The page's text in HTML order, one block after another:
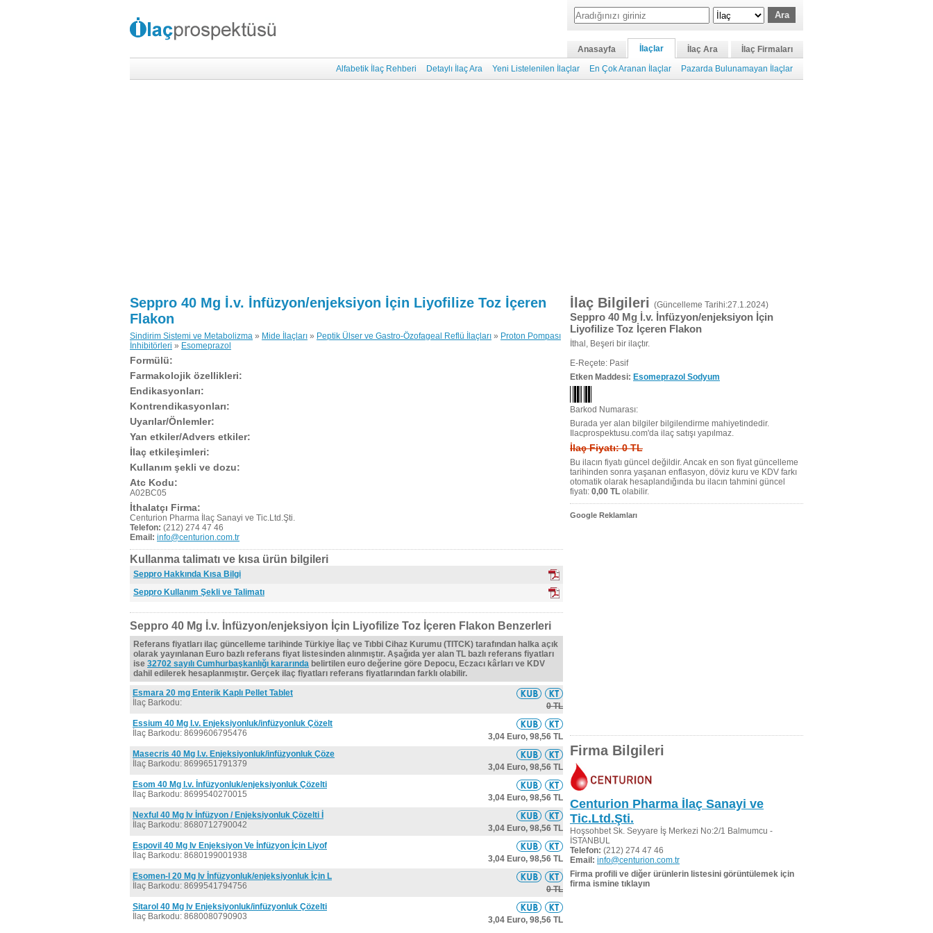
Anasayfa İlaçlar İlaç Ara
İlaç Firmaları
Alfabetik İlaç Rehberi
Detaylı İlaç Ara Yeni Listelenilen İlaçlar En Çok Aranan İlaçlar Pazarda Bulunamayan İlaçlar
Seppro 40 Mg İ.v. İnfüzyon/enjeksiyon İçin Liyofilize Toz İçeren
Flakon
Sindirim Sistemi ve Metabolizma » Mide İlaçları » Peptik Ülser ve Gastro-Özofageal Reflü İlaçları » Proton Pompası
İnhibitörleri » Esomeprazol
Formülü:
Farmakolojik özellikleri:
Endikasyonları:
Kontrendikasyonları:
Uyarılar/Önlemler:
Yan etkiler/Advers etkiler:
İlaç etkileşimleri:
Kullanım şekli ve dozu:
Atc Kodu:
A02BC05
İthalatçı Firma:
Centurion Pharma İlaç Sanayi ve Tic.Ltd.Şti.
Telefon: (212) 274 47 46
Email: info@centurion.com.tr
Kullanma talimatı ve kısa ürün bilgileri
Seppro Hakkında Kısa Bilgi
Seppro Kullanım Şekli ve Talimatı
Seppro 40 Mg İ.v. İnfüzyon/enjeksiyon İçin Liyofilize Toz İçeren Flakon Benzerleri
Referans fiyatları ilaç güncelleme tarihinde Türkiye İlaç ve Tıbbi Cihaz Kurumu (TITCK) tarafından halka açık
olarak yayınlanan Euro bazlı referans fiyat listesinden alınmıştır. Aşağıda yer alan TL bazlı referans fiyatları
ise 32702 sayılı Cumhurbaşkanlığı kararında belirtilen euro değerine göre Depocu, Eczacı kârları ve KDV
dahil edilerek hesaplanmıştır. Gerçek ilaç fiyatları referans fiyatlarından farklı olabilir.
Esmara 20 mg Enterik Kaplı Pellet Tablet
İlaç Barkodu:
0 TL
Essium 40 Mg I.v. Enjeksiyonluk/infüzyonluk Çözelt
İlaç Barkodu: 8699606795476
3,04 Euro, 98,56 TL
Masecris 40 Mg I.v. Enjeksiyonluk/infüzyonluk Çöze
İlaç Barkodu: 8699651791379
3,04 Euro, 98,56 TL
Esom 40 Mg I.v. İnfüzyonluk/enjeksiyonluk Çözelti
İlaç Barkodu: 8699540270015
3,04 Euro, 98,56 TL
Nexful 40 Mg Iv İnfüzyon / Enjeksiyonluk Çözelti İ
İlaç Barkodu: 8680712790042
3,04 Euro, 98,56 TL
Espovil 40 Mg Iv Enjeksiyon Ve İnfüzyon İçin Liyof
İlaç Barkodu: 8680199001938
3,04 Euro, 98,56 TL
Esomen-l 20 Mg Iv İnfüzyonluk/enjeksiyonluk İçin L
İlaç Barkodu: 8699541794756
0 TL
Sitarol 40 Mg Iv Enjeksiyonluk/infüzyonluk Çözelti
İlaç Barkodu: 8680080790903
3,04 Euro, 98,56 TL
İlaç Bilgileri (Güncelleme Tarihi:27.1.2024)
Seppro 40 Mg İ.v. İnfüzyon/enjeksiyon İçin
Liyofilize Toz İçeren Flakon
İthal, Beşeri bir ilaçtır.
E-Reçete: Pasif
Etken Maddesi: Esomeprazol Sodyum
Barkod Numarası:
Burada yer alan bilgiler bilgilendirme mahiyetindedir.
Ilacprospektusu.com'da ilaç satışı yapılmaz.
İlaç Fiyatı: 0 TL
Bu ilacın fiyatı güncel değildir. Ancak en son fiyat güncelleme
tarihinden sonra yaşanan enflasyon, döviz kuru ve KDV farkı
otomatik olarak hesaplandığında bu ilacın tahmini güncel
fiyatı: 0,00 TL olabilir.
Google Reklamları
Firma Bilgileri
Centurion Pharma İlaç Sanayi ve
Tic.Ltd.Şti.
Hoşsohbet Sk. Seyyare İş Merkezi No:2/1 Balmumcu -
İSTANBUL
Telefon: (212) 274 47 46
Email: info@centurion.com.tr
Firma profili ve diğer ürünlerin listesini görüntülemek için
firma ismine tıklayın